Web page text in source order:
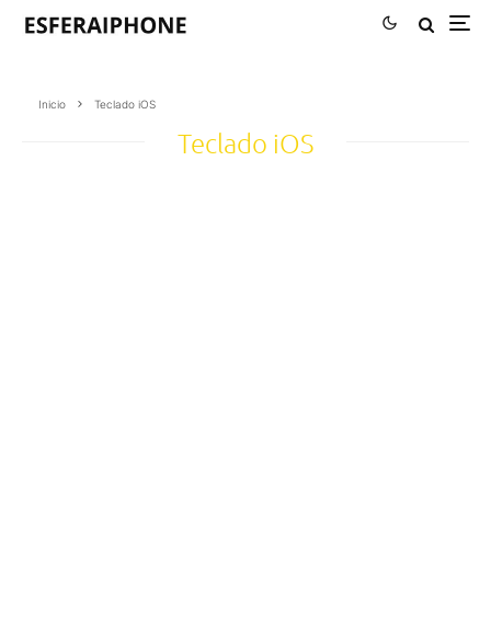
Inicio Teclado iOS
Teclado iOS